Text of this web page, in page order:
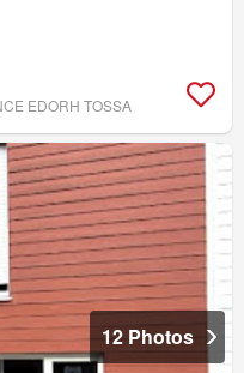
EDORH TOSSA
12 Photos